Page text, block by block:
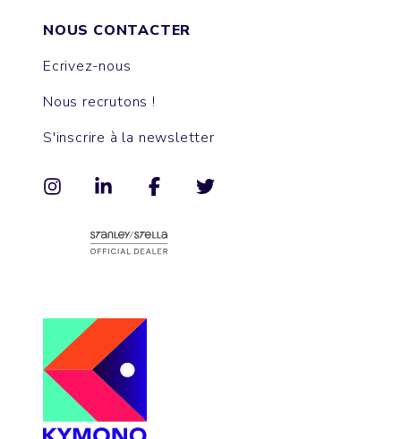
NOUS CONTACTER
Ecrivez-nous
Nous recrutons !
S'inscrire à la newsletter